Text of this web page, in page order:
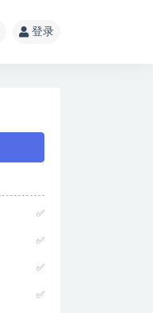
登录
✅
✅
✅
✅